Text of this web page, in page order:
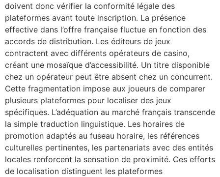
doivent donc vérifier la conformité légale des
plateformes avant toute inscription. La présence
effective dans l’offre française fluctue en fonction des
accords de distribution. Les éditeurs de jeux
contractent avec différents opérateurs de casino,
créant une mosaïque d’accessibilité. Un titre disponible
chez un opérateur peut être absent chez un concurrent.
Cette fragmentation impose aux joueurs de comparer
plusieurs plateformes pour localiser des jeux
spécifiques. L’adéquation au marché français transcende
la simple traduction linguistique. Les horaires de
promotion adaptés au fuseau horaire, les références
culturelles pertinentes, les partenariats avec des entités
locales renforcent la sensation de proximité. Ces efforts
de localisation distinguent les plateformes